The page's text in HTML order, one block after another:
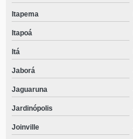
Itapema
Itapoá
Itá
Jaborá
Jaguaruna
Jardinópolis
Joinville